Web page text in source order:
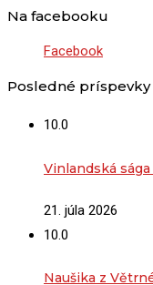
Na facebooku
Facebook
Posledné príspevky
10.0
Vinlandská sága
21. júla 2026
10.0
Naušika z